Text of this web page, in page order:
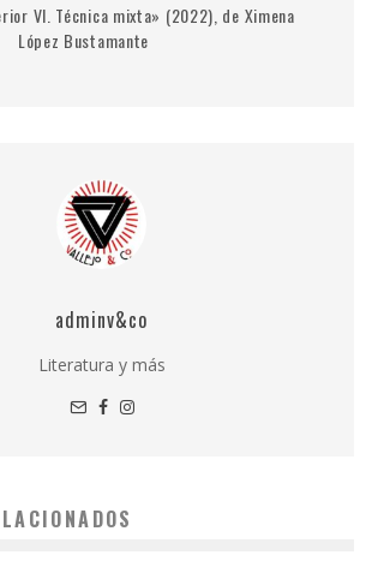
VI. Técnica mixta» (2022), de Ximena
López Bustamante
adminv&co
Literatura y más